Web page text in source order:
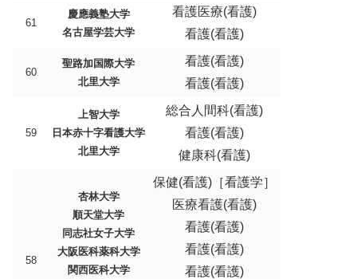
61
慶應義塾大学
名古屋学芸大学
看護医療(看護)
看護(看護)
60
聖路加国際大学
北里大学
看護(看護)
看護(看護)
59
上智大学
日本赤十字看護大学
北里大学
総合人間科(看護)
看護(看護)
健康科(看護)
58
杏林大学
順天堂大学
同志社女子大学
大阪医科薬科大学
関西医科大学
保健(看護)［看護学］
医療看護(看護)
看護(看護)
看護(看護)
看護(看護)